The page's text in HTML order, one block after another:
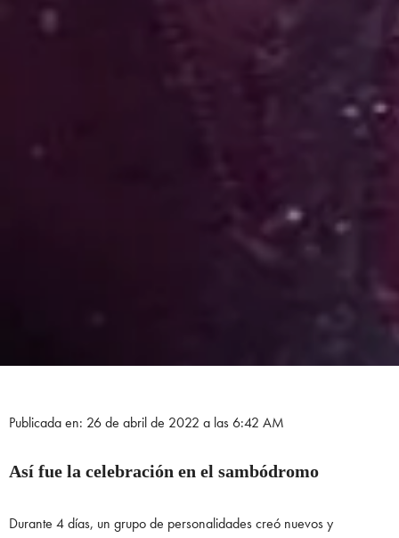
Publicada en: 26 de abril de 2022 a las 6:42 AM
Así fue la celebración en el sambódromo
Durante 4 días, un grupo de personalidades creó nuevos y